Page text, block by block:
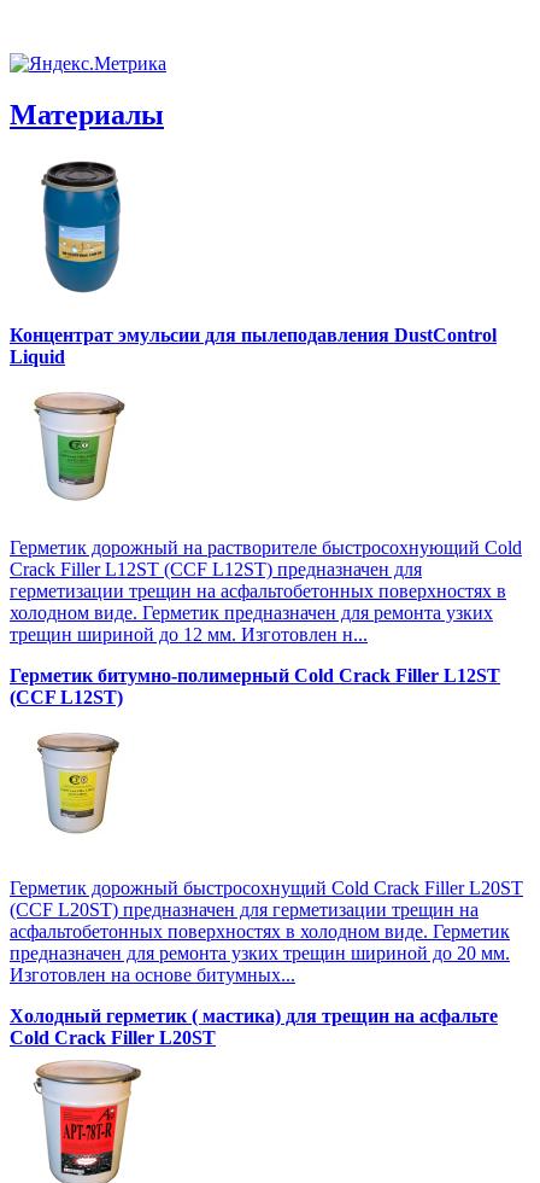
Материалы
Концентрат эмульсии для пылеподавления DustControl
Liquid
Герметик дорожный на растворителе быстросохнующий Cold
Crack Filler L12SТ (CCF L12SТ) предназначен для
герметизации трещин на асфальтобетонных поверхностях в
холодном виде. Герметик предназначен для ремонта узких
трещин шириной до 12 мм. Изготовлен н...
Герметик битумно-полимерный Cold Crack Filler L12SТ
(CCF L12SТ)
Герметик дорожный быстросохнущий Cold Crack Filler L20SТ
(CCF L20SТ) предназначен для герметизации трещин на
асфальтобетонных поверхностях в холодном виде. Герметик
предназначен для ремонта узких трещин шириной до 20 мм.
Изготовлен на основе битумных...
Холодный герметик ( мастика) для трещин на асфальте
Cold Crack Filler L20SТ